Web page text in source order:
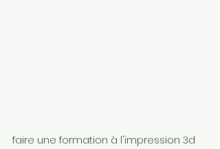
faire une formation à l'impression 3d